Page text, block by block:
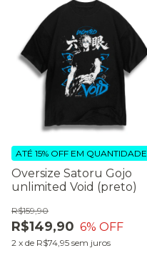
Oversize Satoru Gojo
unlimited Void (preto)
R$149,90
R$159,90
6% OFF
2 x de R$74,95 sem juros
ATÉ 15% OFF EM QUANTIDADE